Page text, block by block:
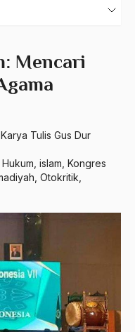
Mencari
Karya Tulis Gus Dur
islam Kongres
Otokritik